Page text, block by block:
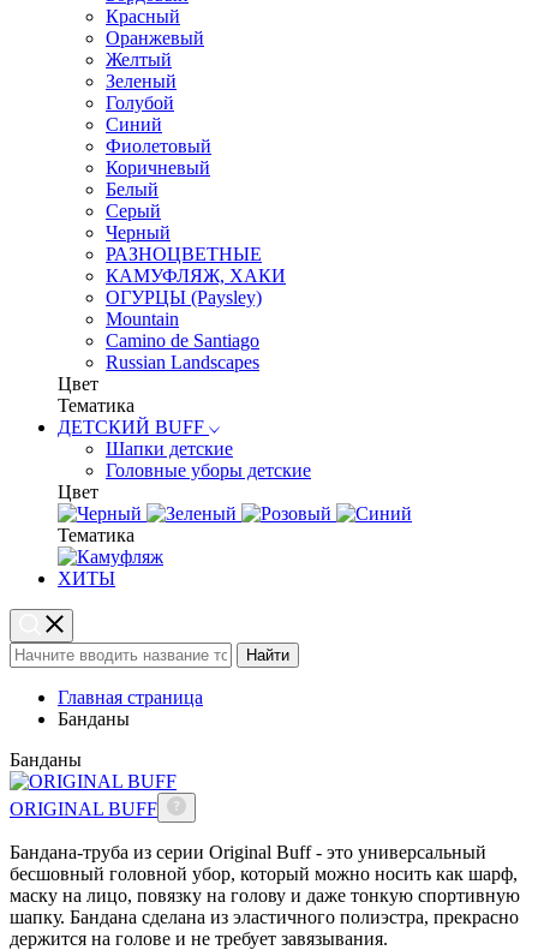
Красный
Оранжевый
Желтый
Зеленый
Голубой
Синий
Фиолетовый
Коричневый
Белый
Серый
Черный
РАЗНОЦВЕТНЫЕ
КАМУФЛЯЖ, ХАКИ
ОГУРЦЫ (Paysley)
Mountain
Camino de Santiago
Russian Landscapes
Цвет
Тематика
ДЕТСКИЙ BUFF
Шапки детские
Головные уборы детские
Цвет
Тематика
ХИТЫ
Найти
Главная страница
Банданы
Банданы
ORIGINAL BUFF
Бандана-труба из серии Original Buff - это универсальный
бесшовный головной убор, который можно носить как шарф,
маску на лицо, повязку на голову и даже тонкую спортивную
шапку. Бандана сделана из эластичного полиэстра, прекрасно
держится на голове и не требует завязывания.